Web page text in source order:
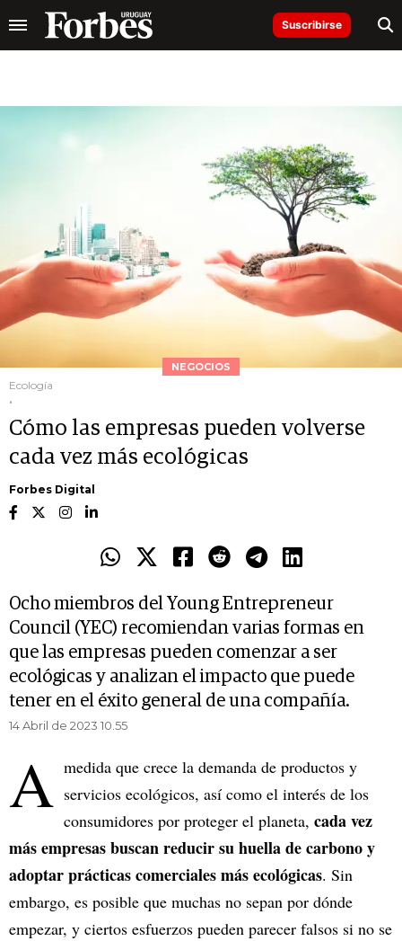
Suscribirse
NEGOCIOS
Ecología
.
Cómo las empresas pueden volverse
cada vez más ecológicas
Forbes Digital
Ocho miembros del Young Entrepreneur
Council (YEC) recomiendan varias formas en
que las empresas pueden comenzar a ser
ecológicas y analizan el impacto que puede
tener en el éxito general de una compañía.
14 Abril de 2023 10.55
A medida que crece la demanda de productos y
servicios ecológicos, así como el interés de los
consumidores por proteger el planeta, cada vez
más empresas buscan reducir su huella de carbono y
adoptar prácticas comerciales más ecológicas. Sin
embargo, es posible que muchas no sepan por dónde
empezar, y ciertos esfuerzos pueden parecer falsos si no se